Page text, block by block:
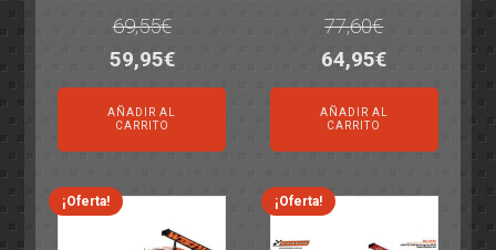
69,55€
El
precio
original
era:
69,55€.
59,95€El
precio
actual
es:
59,95€.
AÑADIR AL
CARRITO
77,60€
El
precio
original
era:
77,60€.
64,95€El
precio
actual
es:
64,95€.
AÑADIR AL
CARRITO
¡Oferta! ¡Oferta!